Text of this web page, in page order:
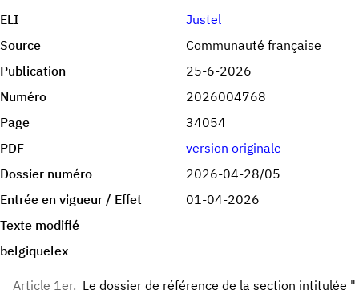
ELI
Justel
Source
Communauté française
Publication
25-6-2026
Numéro
2026004768
Page
34054
PDF
version originale
Dossier numéro
2026-04-28/05
Entrée en vigueur / Effet
01-04-2026
Texte modifié
belgiquelex
Article 1er. Le dossier de référence de la section intitulée "